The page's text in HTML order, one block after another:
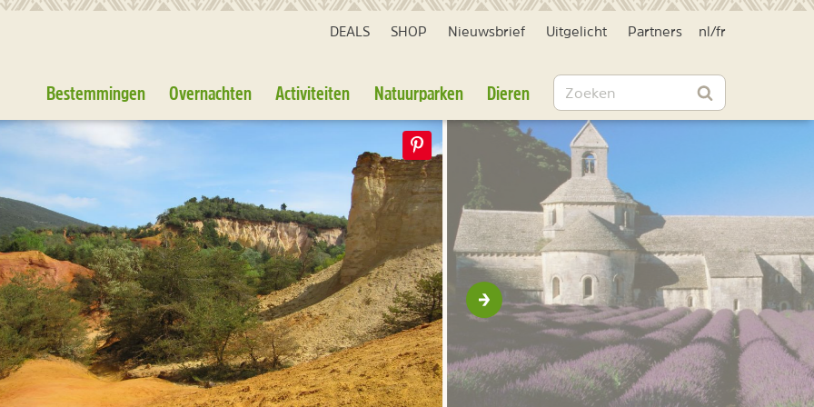
DEALS SHOP Nieuwsbrief Uitgelicht Partners nl /fr
Bestemmingen Overnachten Activiteiten Natuurparken Dieren Zoeken
Zoeken
Volgende